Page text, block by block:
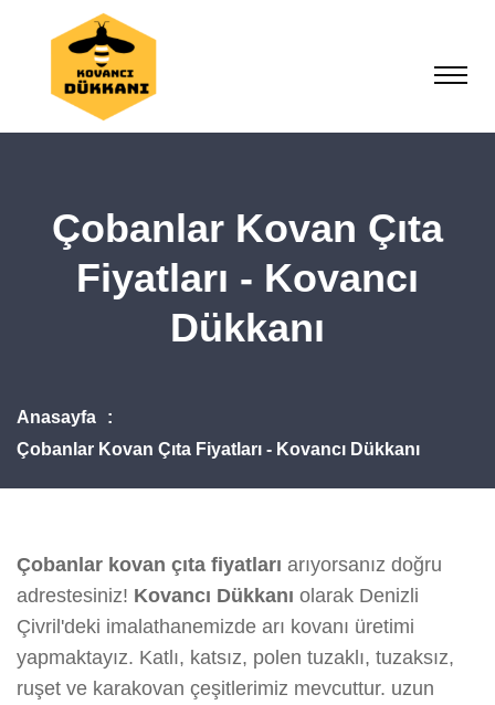
Çobanlar Kovan Çıta
Fiyatları - Kovancı
Dükkanı
Anasayfa
Çobanlar Kovan Çıta Fiyatları - Kovancı Dükkanı
Çobanlar kovan çıta fiyatları arıyorsanız doğru
adrestesiniz! Kovancı Dükkanı olarak Denizli
Çivril'deki imalathanemizde arı kovanı üretimi
yapmaktayız. Katlı, katsız, polen tuzaklı, tuzaksız,
ruşet ve karakovan çeşitlerimiz mevcuttur. uzun